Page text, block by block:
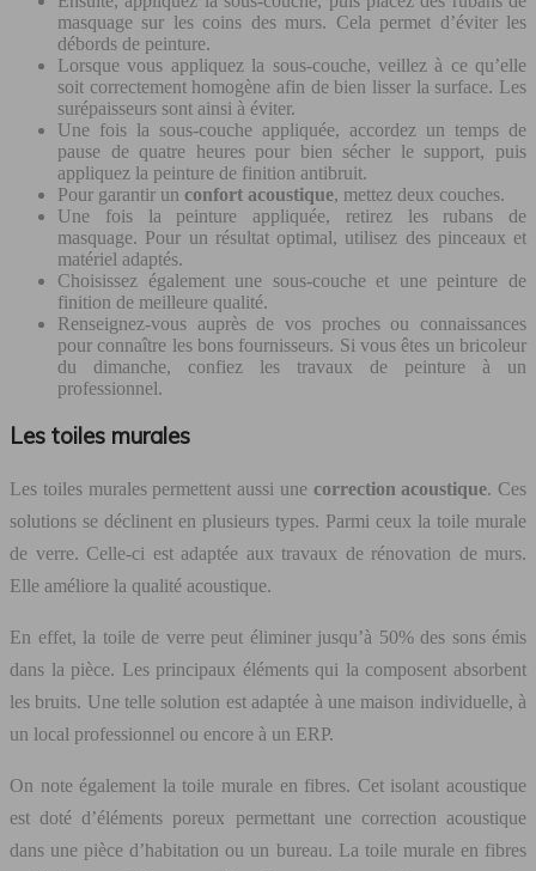
masquage sur les coins des murs. Cela permet d’éviter les
débords de peinture.
Lorsque vous appliquez la sous-couche, veillez à ce qu’elle
soit correctement homogène afin de bien lisser la surface. Les
surépaisseurs sont ainsi à éviter.
Une fois la sous-couche appliquée, accordez un temps de
pause de quatre heures pour bien sécher le support, puis
appliquez la peinture de finition antibruit.
Pour garantir un confort acoustique, mettez deux couches.
Une fois la peinture appliquée, retirez les rubans de
masquage. Pour un résultat optimal, utilisez des pinceaux et
matériel adaptés.
Choisissez également une sous-couche et une peinture de
finition de meilleure qualité.
Renseignez-vous auprès de vos proches ou connaissances
pour connaître les bons fournisseurs. Si vous êtes un bricoleur
du dimanche, confiez les travaux de peinture à un
professionnel.
Les toiles murales
Les toiles murales permettent aussi une correction acoustique. Ces
solutions se déclinent en plusieurs types. Parmi ceux la toile murale
de verre. Celle-ci est adaptée aux travaux de rénovation de murs.
Elle améliore la qualité acoustique.
En effet, la toile de verre peut éliminer jusqu’à 50% des sons émis
dans la pièce. Les principaux éléments qui la composent absorbent
les bruits. Une telle solution est adaptée à une maison individuelle, à
un local professionnel ou encore à un ERP.
On note également la toile murale en fibres. Cet isolant acoustique
est doté d’éléments poreux permettant une correction acoustique
dans une pièce d’habitation ou un bureau. La toile murale en fibres